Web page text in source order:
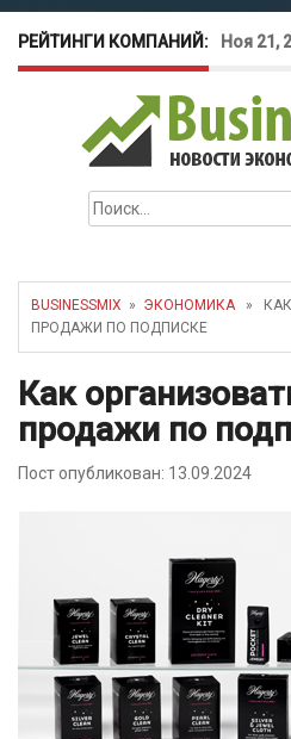
РЕЙТИНГИ КОМПАНИЙ: Ноя 21,
для
Окт 26,
бизнеса
как
Найти:
BUSINESSMIX » ЭКОНОМИКА» КАК
ПРОДАЖИ ПО ПОДПИСКЕ
Как
продажи по
Пост опубликован: 13.09.2024